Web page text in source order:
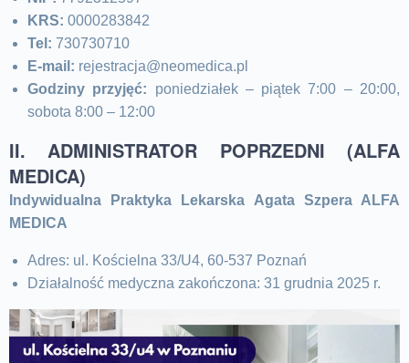
KRS: 0000283842
Tel: 730730710
E-mail: rejestracja@neomedica.pl
Godziny przyjęć: poniedziałek – piątek 7:00 – 20:00,
sobota 8:00 – 12:00
II. ADMINISTRATOR POPRZEDNI (ALFA
MEDICA)
Indywidualna Praktyka Lekarska Agata Szpera ALFA
MEDICA
Adres: ul. Kościelna 33/U4, 60-537 Poznań
Działalność medyczna zakończona: 31 grudnia 2025 r.